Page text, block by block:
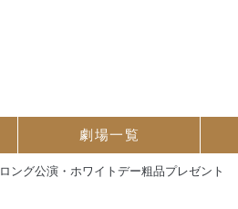
劇場一覧
ロング公演・ホワイトデー粗品プレゼント